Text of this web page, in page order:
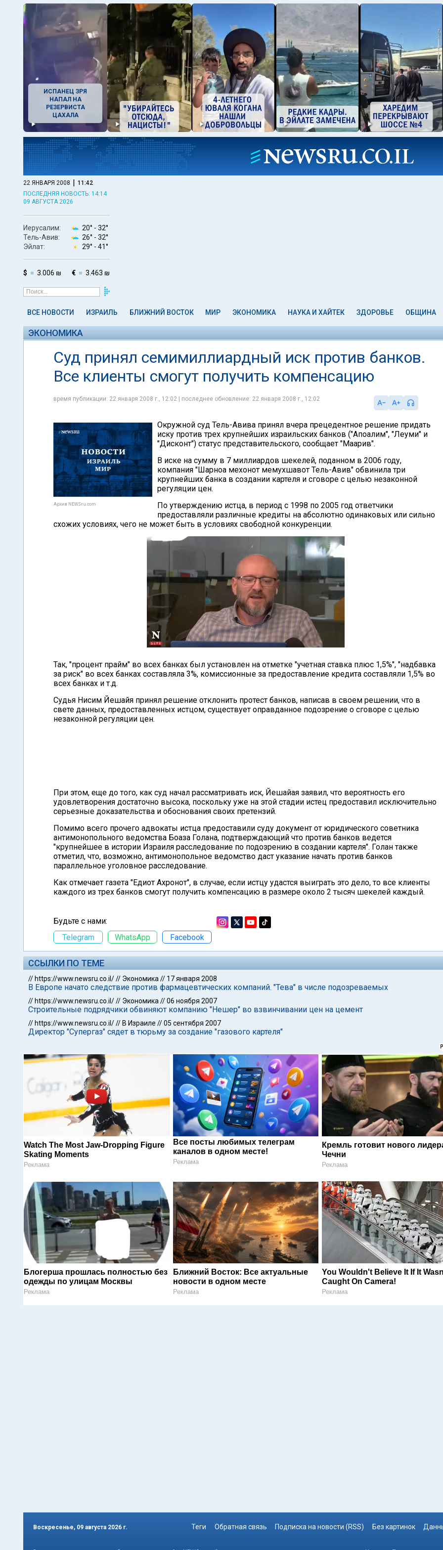
ИСПАНЕЦ ЗРЯ
НАПАЛ НА
РЕЗЕРВИСТА
ЦАХАЛА
22 ЯНВАРЯ 2008 | 11:42
ПОСЛЕДНЯЯ НОВОСТЬ: 14:14
09 АВГУСТА 2026
Иерусалим: 20° - 32°
Тель-Авив:
26° - 32°
Эйлат:
29° - 41°
$ 3.006 ₪ € 3.463 ₪
ВСЕ НОВОСТИ ИЗРАИЛЬ БЛИЖНИЙ ВОСТОК МИР ЭКОНОМИКА НАУКА И ХАЙТЕК ЗДОРОВЬЕ ОБЩИНА
ЭКОНОМИКА
Суд принял семимиллиардный иск против банков.
Все клиенты смогут получить компенсацию
время публикации: 22 января 2008 г., 12:02 | последнее обновление: 22 января 2008 г., 12:02
Архив NEWSru.com
Окружной суд Тель-Авива принял вчера прецедентное решение придать
иску против трех крупнейших израильских банков ("Апоалим", "Леуми" и
"Дисконт") статус представительского, сообщает "Маарив".
В иске на сумму в 7 миллиардов шекелей, поданном в 2006 году,
компания "Шарноа мехонот мемухшавот Тель-Авив" обвинила три
крупнейших банка в создании картеля и сговоре с целью незаконной
регуляции цен.
По утверждению истца, в период с 1998 по 2005 год ответчики
предоставляли различные кредиты на абсолютно одинаковых или сильно
схожих условиях, чего не может быть в условиях свободной конкуренции.
Так, "процент прайм" во всех банках был установлен на отметке "учетная ставка плюс 1,5%", "надбавка
за риск" во всех банках составляла 3%, комиссионные за предоставление кредита составляли 1,5% во
всех банках и т.д.
Судья Нисим Йешайя принял решение отклонить протест банков, написав в своем решении, что в
свете данных, предоставленных истцом, существует оправданное подозрение о сговоре с целью
незаконной регуляции цен.
При этом, еще до того, как суд начал рассматривать иск, Йешайая заявил, что вероятность его
удовлетворения достаточно высока, поскольку уже на этой стадии истец предоставил исключительно
серьезные доказательства и обоснования своих претензий.
Помимо всего прочего адвокаты истца предоставили суду документ от юридического советника
антимонопольного ведомства Боаза Голана, подтверждающий что против банков ведется
"крупнейшее в истории Израиля расследование по подозрению в создании картеля". Голан также
отметил, что, возможно, антимонопольное ведомство даст указание начать против банков
параллельное уголовное расследование.
Как отмечает газета "Едиот Ахронот", в случае, если истцу удастся выиграть это дело, то все клиенты
каждого из трех банков смогут получить компенсацию в размере около 2 тысяч шекелей каждый.
Будьте с нами:
Telegram
WhatsApp Facebook
ССЫЛКИ ПО ТЕМЕ
// https://www.newsru.co.il/// Экономика // 17 января 2008
В Европе начато следствие против фармацевтических компаний. "Тева" в числе подозреваемых
// https://www.newsru.co.il/// Экономика //06 ноября 2007
Строительные подрядчики обвиняют компанию "Нешер" во взвинчивании цен на цемент
// https://www.newsru.co.il/// В Израиле //05 сентября 2007
Директор "Супергаз" сядет в тюрьму за создание "газового картеля"
Watch The Most Jaw‑Dropping Figure
Skating Moments
Реклама
Все посты любимых телеграм
каналов в одном месте!
Реклама
Кремль готовит нового
Чечни
Реклама
Блогерша прошлась полностью без
одежды по улицам Москвы
Реклама
Ближний Восток: Все актуальные
новости в одном месте
Реклама
You Wouldn't Believe It If It
Caught On Camera!
Реклама
Воскресенье, 09 августа 2026 г. Теги Обратная связь Подписка на новости (RSS) Без картинок